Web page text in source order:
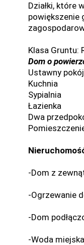
Działki, które
powiększenie
Klasa Gruntu:
Dom o
Ustawny
Kuchnia
Sypialnia
Łazienka
Dwa
-Dom z
-Ogrzewanie
-Dom
-Woda miejska